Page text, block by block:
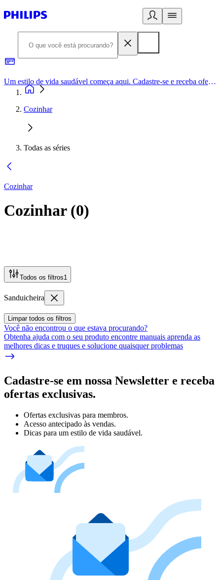
Um estilo de vida saudável começa aqui. Cadastre-se e receba ofertas exclusivas.
Cozinhar
Todas as séries
Cozinhar
Cozinhar(0)
Todos os filtros1
Sanduicheira
Limpar todos os filtros
Você não encontrou o que estava procurando?
Obtenha ajuda com o seu produto encontre manuais aprenda as
melhores dicas e truques e solucione quaisquer problemas
Cadastre-se em nossa Newsletter e receba
ofertas exclusivas.
Ofertas exclusivas para membros.
Acesso antecipado às vendas.
Dicas para um estilo de vida saudável.